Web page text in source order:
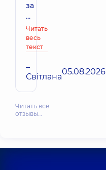
за
...
Читать
весь
текст
–
Світлана05.08.2026
Читать все
отзывы…